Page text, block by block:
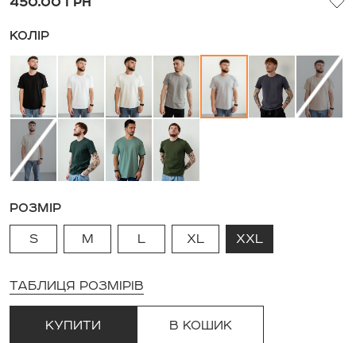
КОЛІР
РОЗМІР
S
M L XL XXL
ТАБЛИЦЯ РОЗМІРІВ
КУПИТИ В КОШИК